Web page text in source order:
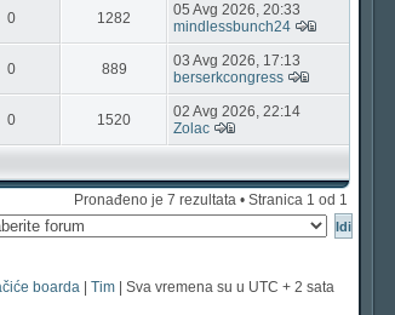
0 1282
05 Avg 2026, 20:33
mindlessbunch24
0 889
03 Avg 2026, 17:13
berserkcongress
0 1520
02 Avg 2026, 22:14
Zolac
Pronađeno je 7 rezultata • Stranica 1 od 1
boarda Tim | Sva vremena su u UTC + 2 sata